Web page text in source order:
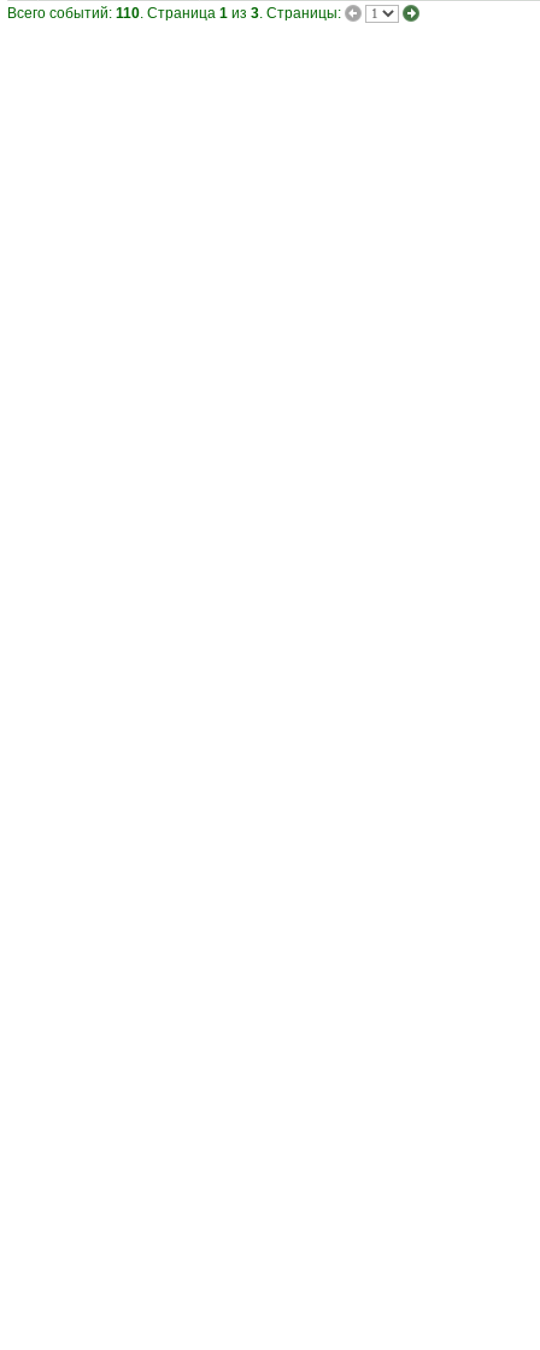
Всего событий: 110. Страница 1 из 3. Страницы: